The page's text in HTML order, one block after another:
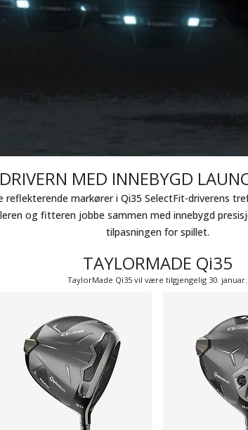
MED INNEBYGD
markører i Qi35 SelectFit-driverens
og fitteren jobbe sammen med innebygd
tilpasningen for spillet.
TAYLORMADE Qi35
TaylorMade Qi35 vil være tilgjengelig 30. januar.